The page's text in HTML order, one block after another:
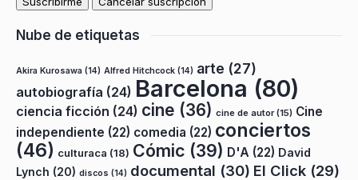
Nube de etiquetas
Akira Kurosawa (14) Alfred Hitchcock (14) arte (27)
autobiografía (24) Barcelona (80)
ciencia ficción (24) cine (36) cine de autor(15) Cine
independiente (22) comedia (22) conciertos
(46) culturaca (18) Cómic (39) D'A (22) David
Lynch (20) discos (14) documental (30) El Click (29)